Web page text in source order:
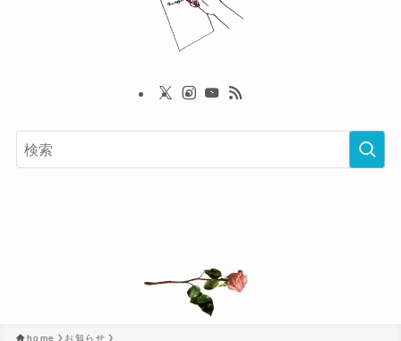
home お知らせ